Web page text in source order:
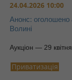
24.04.2026 10:00
Анонс: оголошено
Волині
Аукціон — 29 квітня
Приватизація